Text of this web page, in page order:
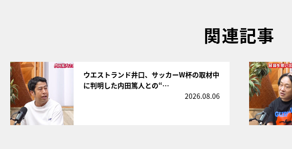
関連記事
ウエストランド井口、サッカーW杯の取材中
に判明した内田篤人との“…
2026.08.06